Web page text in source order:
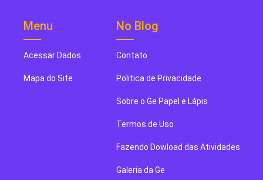
Menu
Acessar Dados
Mapa do Site
No Blog
Contato
Politica de Privacidade
Sobre o Ge Papel e Lápis
Termos de Uso
Fazendo Dowload das Atividades
Galeria da Ge